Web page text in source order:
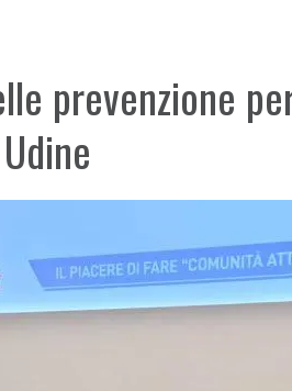
prevenzione